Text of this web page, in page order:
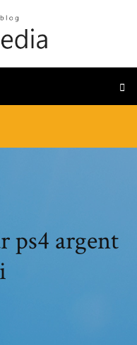
ps4 argent